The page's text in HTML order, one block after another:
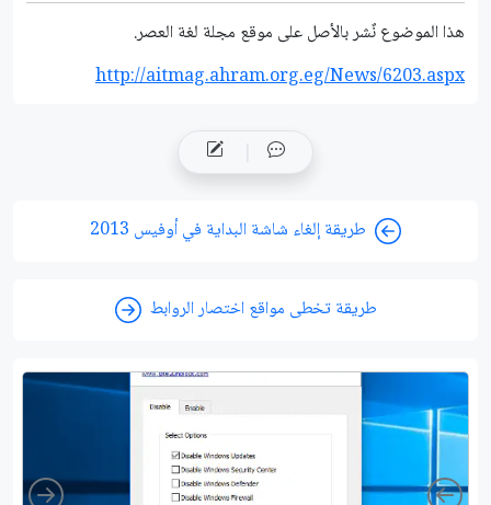
هذا الموضوع نٌشر باﻷصل على موقع مجلة لغة العصر.
http://aitmag.ahram.org.eg/News/6203.aspx
طريقة إلغاء شاشة البداية في أوفيس 2013
طريقة تخطى مواقع اختصار الروابط
Left